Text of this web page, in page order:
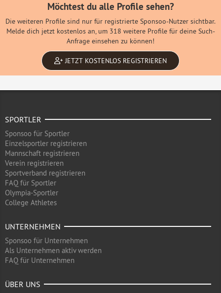
Möchtest du alle Profile sehen?
Die weiteren Profile sind nur für registrierte Sponsoo-Nutzer sichtbar.
Melde dich jetzt kostenlos an, um 318 weitere Profile für deine Such-
Anfrage einsehen zu können!
JETZT KOSTENLOS REGISTRIEREN
SPORTLER
Sponsoo für Sportler
Einzelsportler registrieren
Mannschaft registrieren
Verein registrieren
Sportverband registrieren
FAQ für Sportler
Olympia-Sportler
College Athletes
UNTERNEHMEN
Sponsoo für Unternehmen
Als Unternehmen aktiv werden
FAQ für Unternehmen
ÜBER UNS